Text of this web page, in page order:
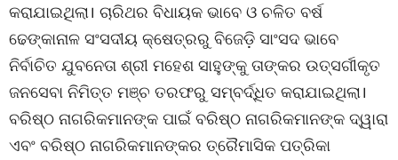
କରାଯାଇଥିଲା। ଚାରିଥର ବିଧାୟକ ଭାବେ ଓ ଚଳିତ ବର୍ଷ
ଢେଙ୍କାନାଳ ସଂସଦୀୟ କ୍ଷେତ୍ରରୁ ବିଜେଡ଼ି ସାଂସଦ ଭାବେ
ନିର୍ବାଚିତ ଯୁବନେତା ଶ୍ରୀ ମହେଶ ସାହୁଙ୍କୁ ତାଙ୍କର ଉତ୍ସର୍ଗୀକୃତ
ଜନସେବା ନିମିତ୍ତ ମଞ୍ଚ ତରଫରୁ ସମ୍ବର୍ଦ୍ଧିତ କରାଯାଇଥିଲା।
ବରିଷ୍ଠ ନାଗରିକମାନଙ୍କ ପାଇଁ ବରିଷ୍ଠ ନାଗରିକମାନଙ୍କ ଦ୍ୱାରା
ଏବଂ ବରିଷ୍ଠ ନାଗରିକମାନଙ୍କର ତ୍ରୈମାସିକ ପତ୍ରିକା